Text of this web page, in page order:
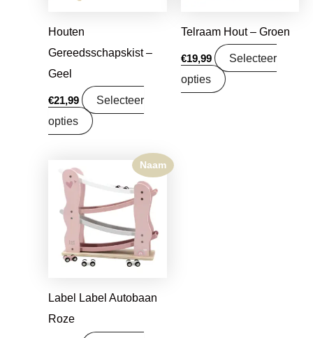
Houten
Gereedsschapskist –
Geel
€21,99
Selecteer
opties
Telraam Hout – Groen
€19,99
Selecteer
opties
Naam
Label Label Autobaan
Roze